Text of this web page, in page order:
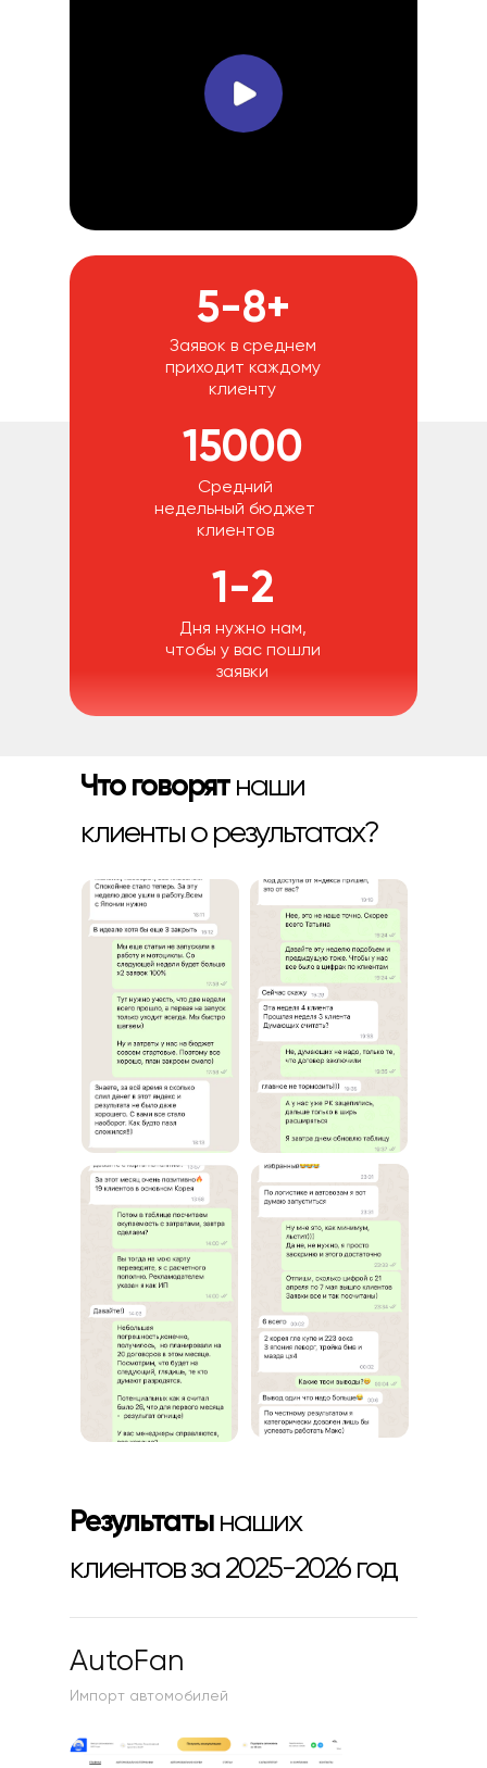
1-2
Дня нужно нам,
чтобы у вас пошли
заявки
15000
Средний
недельный бюджет
клиентов
5-8+
Заявок в среднем
приходит каждому
клиенту
Что говорятнаши
клиенты о результатах?
Результатынаших
клиентов за 2025-2026 год
AutoFan
Импорт автомобилей